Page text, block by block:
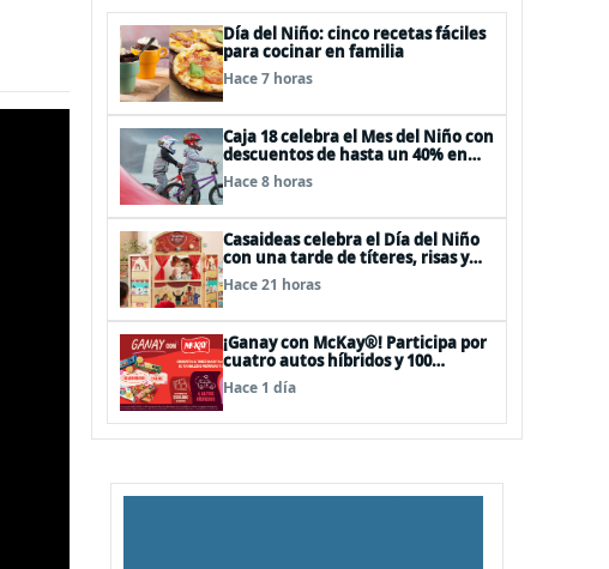
Día del Niño: cinco recetas fáciles
para cocinar en familia
Hace 7 horas
Caja 18 celebra el Mes del Niño con
descuentos de hasta un 40% en
panoramas, cine, shows y
streaming
Hace 8 horas
Casaideas celebra el Día del Niño
con una tarde de títeres, risas y
sorpresas en el Mall Plaza Vespucio
Hace 21 horas
¡Ganay con McKay®! Participa por
cuatro autos híbridos y 100
premios de $500.000
Hace 1 día